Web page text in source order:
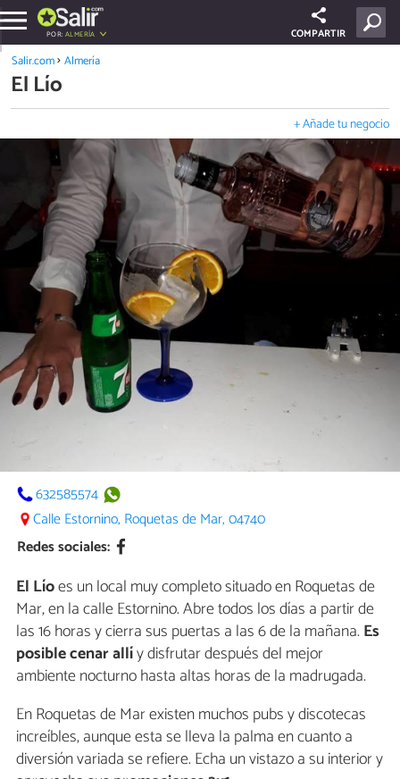
POR:ALMERÍA COMPARTIR
Salir.com Almería
El Lío
+ Añade tu negocio
632585574
Calle Estornino, Roquetas de Mar, 04740
Redes sociales:
El Líoes un local muy completo situado en Roquetas de
Mar, en la calle Estornino. Abre todos los días a partir de
las 16 horas y cierra sus puertas a las 6 de la mañana. Es
posible cenar allíy disfrutar después del mejor
ambiente nocturno hasta altas horas de la madrugada.
En Roquetas de Mar existen muchos pubs y discotecas
increíbles, aunque esta se lleva la palma en cuanto a
diversión variada se refiere. Echa un vistazo a su interior y